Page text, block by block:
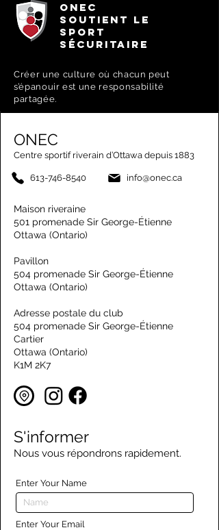
ONEC
SOUTIENT LE
SPORT
SÉCURITAIRE
Créer une culture où chacun peut
s’épanouir est une responsabilité
partagée.
ONEC
Centre sportif riverain d’Ottawa depuis 1883
613-746-8540 info@onec.ca
Maison riveraine
501 promenade Sir George-Étienne
Ottawa (Ontario)
Pavillon
504 promenade Sir George-Étienne
Ottawa (Ontario)
Adresse postale du club
504 promenade Sir George-Étienne
Cartier
Ottawa (Ontario)
K1M 2K7
S'informer
Nous vous répondrons rapidement.
Enter Your Name
Enter Your Email